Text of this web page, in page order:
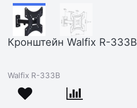
Кронштейн Walfix R-333B
Walfix R-333B